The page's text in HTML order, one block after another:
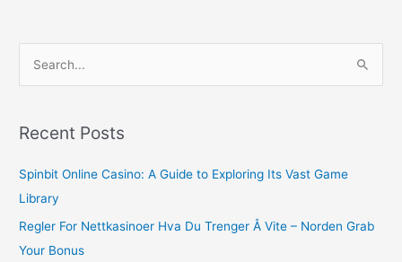
r
h
f
o
r
Recent Posts
Spinbit Online Casino: A Guide to Exploring Its Vast Game
Library
Regler For Nettkasinoer Hva Du Trenger Å Vite – Norden Grab
Your Bonus